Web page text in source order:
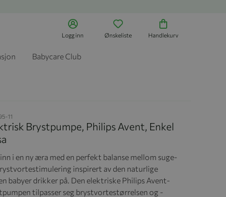
Logg inn Ønskeliste Handlekurv
Babycare Club
11
Brystpumpe, Philips Avent, Enkel
i en ny æra med en perfekt balanse mellom suge-
inspirert av den naturlige
babyer drikker på. Den elektriske Philips Avent-
tilpasser seg brystvortestørrelsen og -